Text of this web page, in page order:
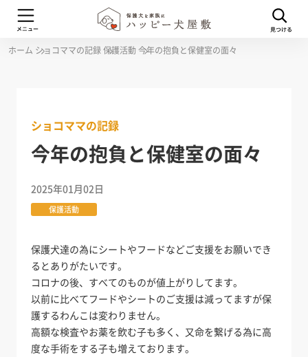
ホーム ショコママの記録保護活動 今年の抱負と保健室の面々
ショコママの記録
今年の抱負と保健室の面々
2025年01月02日
保護活動
保護犬達の為にシートやフードなどご支援をお願いでき
るとありがたいです。
コロナの後、すべてのものが値上がりしてます。
以前に比べてフードやシートのご支援は減ってますが保
護するわんこは変わりません。
高額な検査やお薬を飲む子も多く、又命を繋げる為に高
度な手術をする子も増えております。